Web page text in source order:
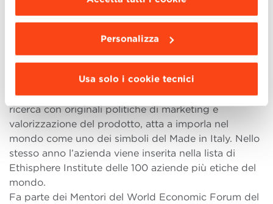
Personalizza
Usa solo i cookie tecnici
Nel 2013 Andrea Illy è nominato presidente della
Fondazione Altagamma e consigliere superiore della
Riceve il Premio Capo d’Orlando 2013 “Scienza e
Industria” per la gestione illuminata e innovativa della
sua azienda, che ha coniugato sofisticate attività di
ricerca con originali politiche di marketing e
valorizzazione del prodotto, atta a imporla nel
mondo come uno dei simboli del Made in Italy. Nello
stesso anno l’azienda viene inserita nella lista di
Ethisphere Institute delle 100 aziende più etiche del
mondo.
Fa parte dei Mentori del World Economic Forum del